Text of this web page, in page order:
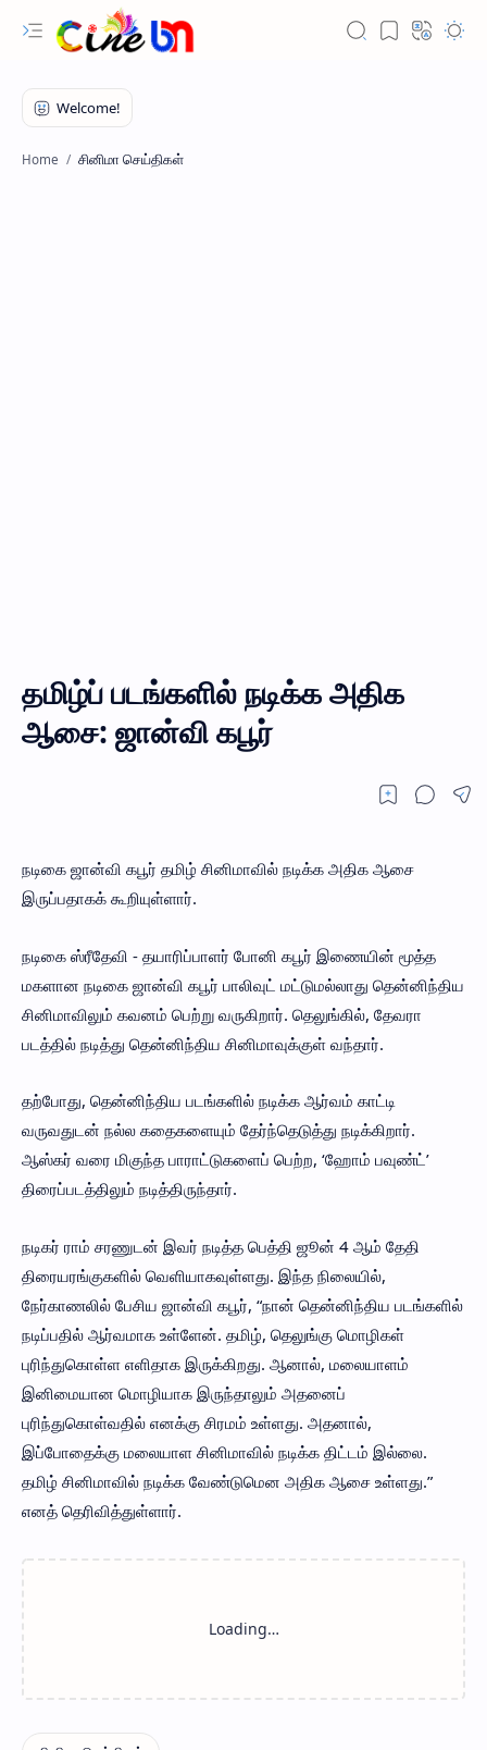
Home சினிமா செய்திகள்
தமிழ்ப் படங்களில் நடிக்க அதிக
ஆசை: ஜான்வி கபூர்
நடிகை ஜான்வி கபூர் தமிழ் சினிமாவில் நடிக்க அதிக ஆசை
இருப்பதாகக் கூறியுள்ளார்.
நடிகை ஸ்ரீதேவி - தயாரிப்பாளர் போனி கபூர் இணையின் மூத்த
மகளான நடிகை ஜான்வி கபூர் பாலிவுட் மட்டுமல்லாது தென்னிந்திய
சினிமாவிலும் கவனம் பெற்று வருகிறார். தெலுங்கில், தேவரா
படத்தில் நடித்து தென்னிந்திய சினிமாவுக்குள் வந்தார்.
தற்போது, தென்னிந்திய படங்களில் நடிக்க ஆர்வம் காட்டி
வருவதுடன் நல்ல கதைகளையும் தேர்ந்தெடுத்து நடிக்கிறார்.
ஆஸ்கர் வரை மிகுந்த பாராட்டுகளைப் பெற்ற, ‘ஹோம் பவுண்ட்’
திரைப்படத்திலும் நடித்திருந்தார்.
நடிகர் ராம் சரணுடன் இவர் நடித்த பெத்தி ஜூன் 4 ஆம் தேதி
திரையரங்குகளில் வெளியாகவுள்ளது. இந்த நிலையில்,
நேர்காணலில் பேசிய ஜான்வி கபூர், “நான் தென்னிந்திய படங்களில்
நடிப்பதில் ஆர்வமாக உள்ளேன். தமிழ், தெலுங்கு மொழிகள்
புரிந்துகொள்ள எளிதாக இருக்கிறது. ஆனால், மலையாளம்
இனிமையான மொழியாக இருந்தாலும் அதனைப்
புரிந்துகொள்வதில் எனக்கு சிரமம் உள்ளது. அதனால்,
இப்போதைக்கு மலையாள சினிமாவில் நடிக்க திட்டம் இல்லை.
தமிழ் சினிமாவில் நடிக்க வேண்டுமென அதிக ஆசை உள்ளது.”
எனத் தெரிவித்துள்ளார்.